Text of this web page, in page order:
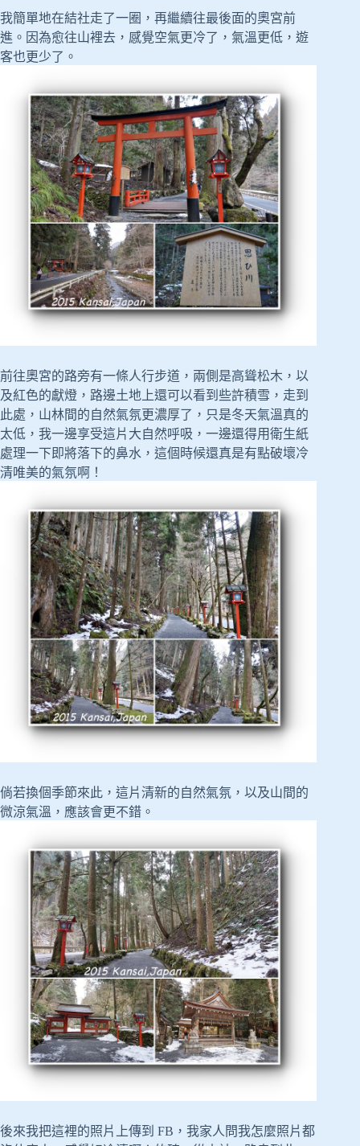
我簡單地在結社走了一圈，再繼續往最後面的奧宮前
進。因為愈往山裡去，感覺空氣更冷了，氣溫更低，遊
客也更少了。
前往奧宮的路旁有一條人行步道，兩側是高聳松木，以
及紅色的獻燈，路邊土地上還可以看到些許積雪，走到
此處，山林間的自然氣氛更濃厚了，只是冬天氣溫真的
太低，我一邊享受這片大自然呼吸，一邊還得用衛生紙
處理一下即將落下的鼻水，這個時候還真是有點破壞冷
清唯美的氣氛啊！
倘若換個季節來此，這片清新的自然氣氛，以及山間的
微涼氣溫，應該會更不錯。
後來我把這裡的照片上傳到 FB，我家人問我怎麼照片都